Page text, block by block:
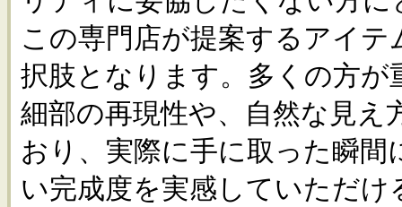
この専門店が提案するアイテ
択肢となります。多くの方が
細部の再現性や、自然な見え
おり、実際に手に取った瞬間
い完成度を実感していただけ